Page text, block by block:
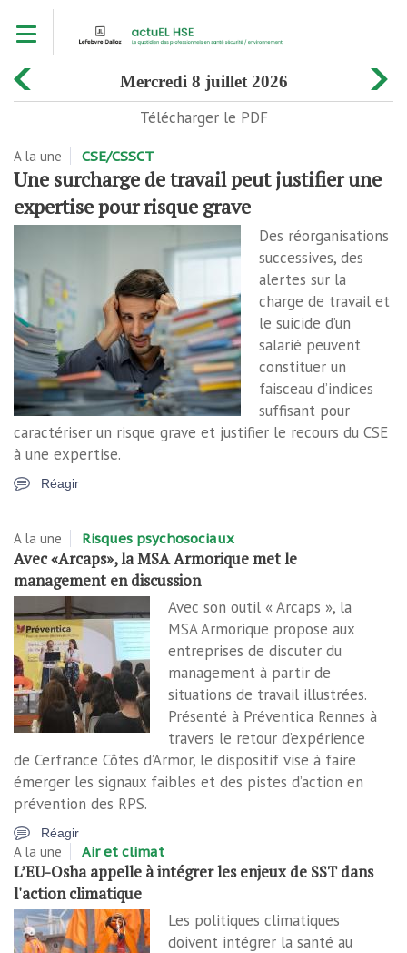
contenu
mercredi 8 juillet 2026
Télécharger le PDF
A la une CSE/CSSCT
Une surcharge de travail peut justifier une
expertise pour risque grave
Des réorganisations
successives, des
alertes sur la
charge de travail et
le suicide d’un
salarié peuvent
constituer un
faisceau d’indices
suffisant pour
caractériser un risque grave et justifier le recours du CSE
à une expertise.
Réagir
A la une Risques psychosociaux
Avec «Arcaps», la MSA Armorique met le
management en discussion
Avec son outil « Arcaps », la
MSA Armorique propose aux
entreprises de discuter du
management à partir de
situations de travail illustrées.
Présenté à Préventica Rennes à
travers le retour d’expérience
de Cerfrance Côtes d’Armor, le dispositif vise à faire
émerger les signaux faibles et des pistes d’action en
prévention des RPS.
Réagir
A la une Air et climat
L’EU-Osha appelle à intégrer les enjeux de SST dans
l'action climatique
Les politiques climatiques
doivent intégrer la santé au